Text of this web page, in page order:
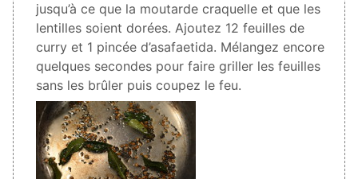
jusqu’à ce que la moutarde craquelle et que les
lentilles soient dorées. Ajoutez 12 feuilles de
curry et 1 pincée d’asafaetida. Mélangez encore
quelques secondes pour faire griller les feuilles
sans les brûler puis coupez le feu.